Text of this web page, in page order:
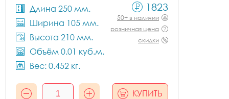
Длина 250 мм.
Ширина 105 мм.
Высота 210 мм.
Объём 0.01 куб.м.
Вес: 0.452 кг.
1823
50+ в наличии
розничная цена
скидки
КУПИТЬ